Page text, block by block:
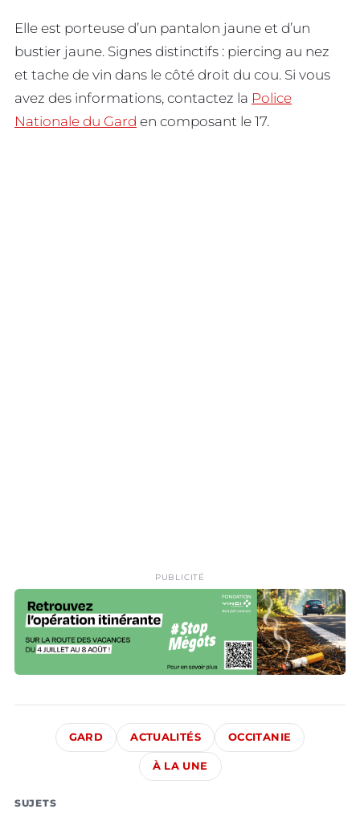
Elle est porteuse d’un pantalon jaune et d’un
bustier jaune. Signes distinctifs : piercing au nez
et tache de vin dans le côté droit du cou. Si vous
avez des informations, contactez la Police
Nationale du Gard en composant le 17.
PUBLICITÉ
GARD ACTUALITÉS OCCITANIE
À LA UNE
SUJETS